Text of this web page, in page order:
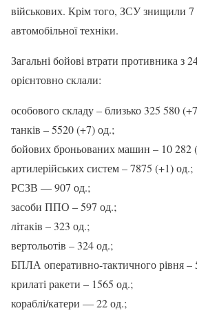
військових. Крім того, ЗСУ знищили 7
автомобільної техніки.
Загальні бойові втрати противника з
орієнтовно склали:
особового складу – близько 325 580
танків – 5520 (+7) од.;
бойових броньованих машин – 10 282
артилерійських систем – 7875 (+1) од.;
РСЗВ — 907 од.;
засоби ППО – 597 од.;
літаків – 323 од.;
вертольотів – 324 од.;
БПЛА оперативно-тактичного рівня –
крилаті ракети – 1565 од.;
кораблі/катери — 22 од.;